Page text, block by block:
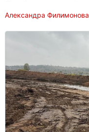
Александра Филимонова